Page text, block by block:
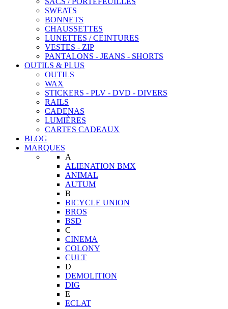
SWEATS
BONNETS
CHAUSSETTES
LUNETTES / CEINTURES
VESTES - ZIP
PANTALONS - JEANS - SHORTS
OUTILS & PLUS
OUTILS
WAX
STICKERS - PLV - DVD - DIVERS
RAILS
CADENAS
LUMIÈRES
CARTES CADEAUX
BLOG
MARQUES
A
ALIENATION BMX
ANIMAL
AUTUM
B
BICYCLE UNION
BROS
BSD
C
CINEMA
COLONY
CULT
D
DEMOLITION
DIG
E
ECLAT